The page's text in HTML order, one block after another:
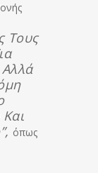
Τους
όπως